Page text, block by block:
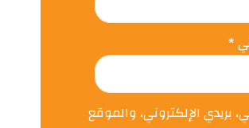
*
بريدي الإلكتروني، والموقع